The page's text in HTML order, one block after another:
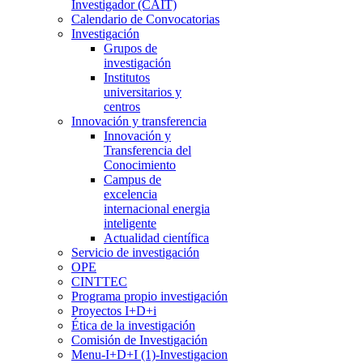
Investigador (CAIT)
Calendario de Convocatorias
Investigación
Grupos de
investigación
Institutos
universitarios y
centros
Innovación y transferencia
Innovación y
Transferencia del
Conocimiento
Campus de
excelencia
internacional energia
inteligente
Actualidad científica
Servicio de investigación
OPE
CINTTEC
Programa propio investigación
Proyectos I+D+i
Ética de la investigación
Comisión de Investigación
Menu-I+D+I (1)-Investigacion